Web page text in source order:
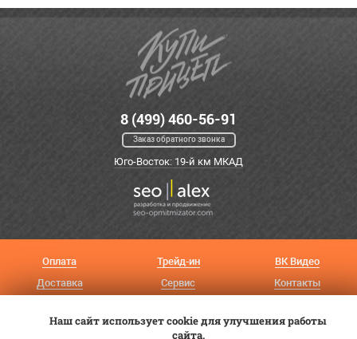
8 (499) 460-56-91
Заказ обратного звонка
Юго-Восток: 19-й км МКАД
Оплата
Доставка
Трейд-ин
Сервис
ВК Видео
Контакты
ООО «Авангард»
Наш сайт использует cookie для улучшения работы
сайта.